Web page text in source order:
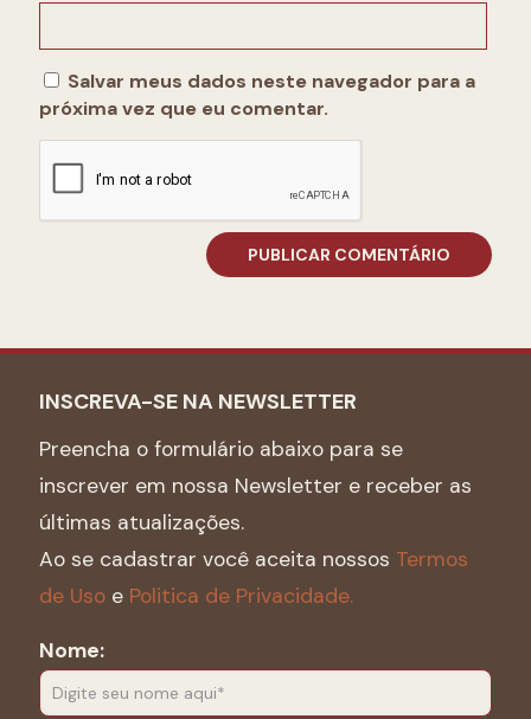
Salvar meus dados neste navegador para a
próxima vez que eu comentar.
INSCREVA-SE NA NEWSLETTER
Preencha o formulário abaixo para se
inscrever em nossa Newsletter e receber as
últimas atualizações.
Ao se cadastrar você aceita nossos Termos
de Uso e Politica de Privacidade.
Nome: